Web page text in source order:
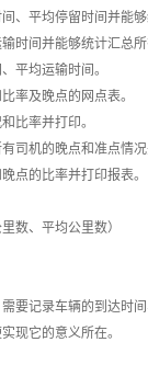
、平均停留时间并能
时间并能够统计汇总
平均运输时间。
率及晚点的网点表。
比率并打印。
司机的晚点和准点情
点的比率并打印报表
数、平均公里数）
记录车辆的到达时
现它的意义所在。